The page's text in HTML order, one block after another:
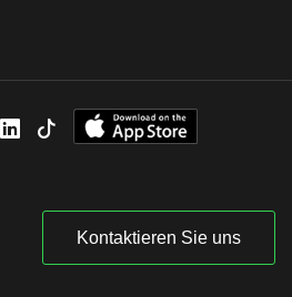
Kontaktieren Sie uns